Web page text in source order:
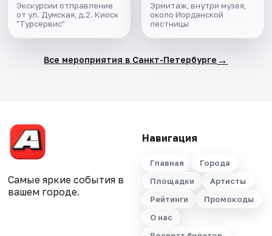
Экскурсии отправление
от ул. Думская, д.2. Киоск
"Турсервис"
Эрмитаж, внутри музея,
около Иорданской
лестницы
Все мероприятия в Санкт-Петербурге →
Самые яркие события в
вашем городе.
Навигация
Главная
Города
Площадки
Артисты
Рейтинги
Промокоды
О нас